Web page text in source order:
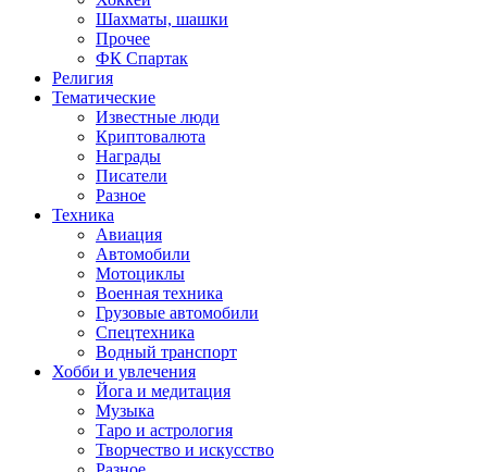
Шахматы, шашки
Прочее
ФК Спартак
Религия
Тематические
Известные люди
Криптовалюта
Награды
Писатели
Разное
Техника
Авиация
Автомобили
Мотоциклы
Военная техника
Грузовые автомобили
Спецтехника
Водный транспорт
Хобби и увлечения
Йога и медитация
Музыка
Таро и астрология
Творчество и искусство